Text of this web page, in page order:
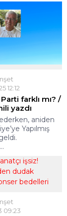
12:12
farklı mı? /
yazdı
aniden
Yapılmış
09:23